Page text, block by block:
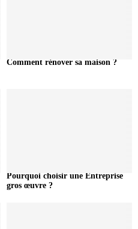
Comment rénover sa maison ?
Pourquoi choisir une Entreprise
gros œuvre ?